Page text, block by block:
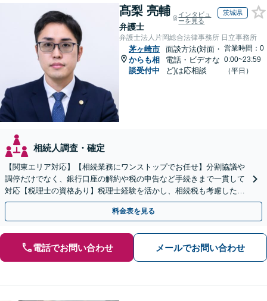
髙梨 亮輔
弁護士
インタビュ
ーを見る
茨城県
弁護士法人片岡総合法律事務所 日立事務所
茅ヶ崎市
からも相
談受付中
面談方法(対面・
電話・ビデオな
ど)は応相談
営業時間：0
0:00~23:59
（平日）
相続人調査・確定
【関東エリア対応】【相続業務にワンストップでお任せ】分割協議や
調停だけでなく、銀行口座の解約や税の申告など手続きまで一貫して
対応【税理士の資格あり】税理士経験を活かし、相続税も考慮した相
続手続きもお任せください【初回相談無料】生前贈与も対応
料金表を見る
電話でお問い合わせ メールでお問い合わせ